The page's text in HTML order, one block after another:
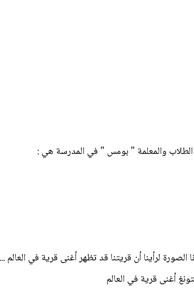
أغنى قرية في العالم